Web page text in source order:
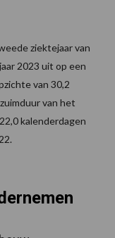
ziektejaar van
2023 uit op een
van 30,2
van het
kalenderdagen